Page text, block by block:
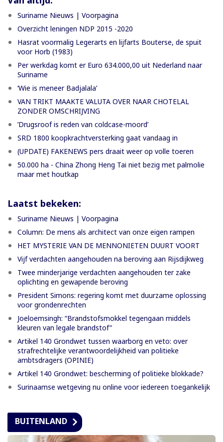
Suriname Nieuws | Voorpagina
Overzicht leningen NDP 2015 -2020
Hasrat voormalig Legerarts en lijfarts Bouterse, de spuit
voor Horb (1983)
Per werkdag komt er Euro 634.000,00 uit Nederland naar
Suriname
‘Wie is meneer Badjalala’
VAN TRIKT MAAKTE VALUTA OVER NAAR CHOTELAL
ZONDER OMSCHRIJVING
’Drugsroof is reden van coldcase-moord’
SRD 1800 koopkrachtversterking gaat vandaag in
(UPDATE) FAKENEWS pers draait weer op volle toeren
50.000 ha - China Zhong Heng Tai niet bezig met palmolie
maar met houtkap
Laatst bekeken:
Suriname Nieuws | Voorpagina
Column: De mens als architect van onze eigen rampen
HET MYSTERIE VAN DE MENNONIETEN DUURT VOORT
Vijf verdachten aangehouden na beroving aan Rijsdijkweg
Twee minderjarige verdachten aangehouden ter zake
oplichting en gewapende beroving
President Simons: regering komt met duurzame oplossing
voor grondenrechten
Joeloemsingh: “Brandstofsmokkel tegengaan middels
kleuren van legale brandstof”
Artikel 140 Grondwet tussen waarborg en veto: over
strafrechtelijke verantwoordelijkheid van politieke
ambtsdragers (OPINIE)
Artikel 140 Grondwet: bescherming of politieke blokkade?
Surinaamse wetgeving nu online voor iedereen toegankelijk
BUITENLAND